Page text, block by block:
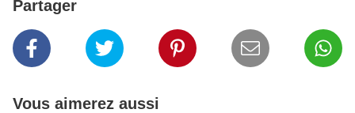
Partager
Vous aimerez aussi